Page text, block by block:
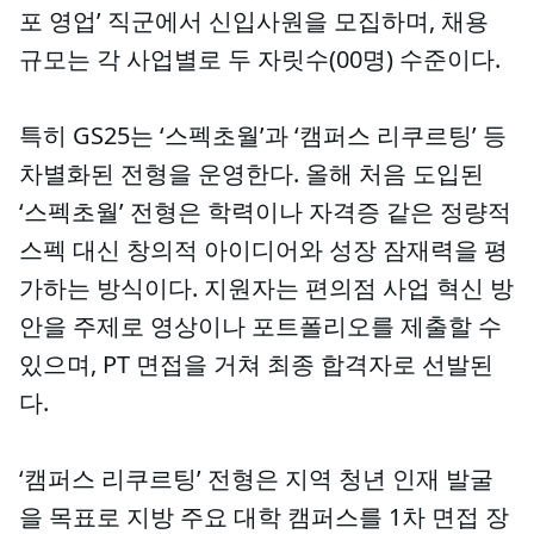
포 영업’ 직군에서 신입사원을 모집하며, 채용
규모는 각 사업별로 두 자릿수(00명) 수준이다.
특히 GS25는 ‘스펙초월’과 ‘캠퍼스 리쿠르팅’ 등
차별화된 전형을 운영한다. 올해 처음 도입된
‘스펙초월’ 전형은 학력이나 자격증 같은 정량적
스펙 대신 창의적 아이디어와 성장 잠재력을 평
가하는 방식이다. 지원자는 편의점 사업 혁신 방
안을 주제로 영상이나 포트폴리오를 제출할 수
있으며, PT 면접을 거쳐 최종 합격자로 선발된
다.
‘캠퍼스 리쿠르팅’ 전형은 지역 청년 인재 발굴
을 목표로 지방 주요 대학 캠퍼스를 1차 면접 장